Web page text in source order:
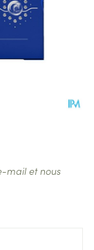
mail et nous